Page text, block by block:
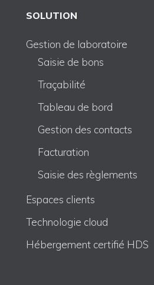
SOLUTION
Gestion de laboratoire
Saisie de bons
Traçabilité
Tableau de bord
Gestion des contacts
Facturation
Saisie des règlements
Espaces clients
Technologie cloud
Hébergement certifié HDS